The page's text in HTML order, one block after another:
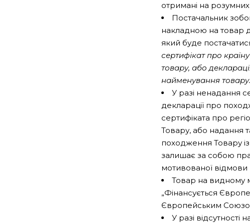
отримані на розумних
Постачальник
накладною на товар
який буде
сертифікат про
товару, або
найменування товару.
У разі ненадання
декларації про
сертифіката про
Товару, або надання
походження Товару
залишає за собою
мотивованої відмови
Товар на видному
„Фінансується
Європейським
У разі